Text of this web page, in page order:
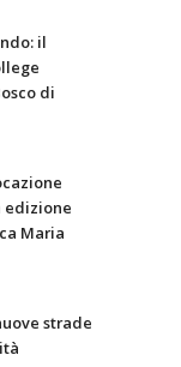
il
di
edizione
Maria
strade